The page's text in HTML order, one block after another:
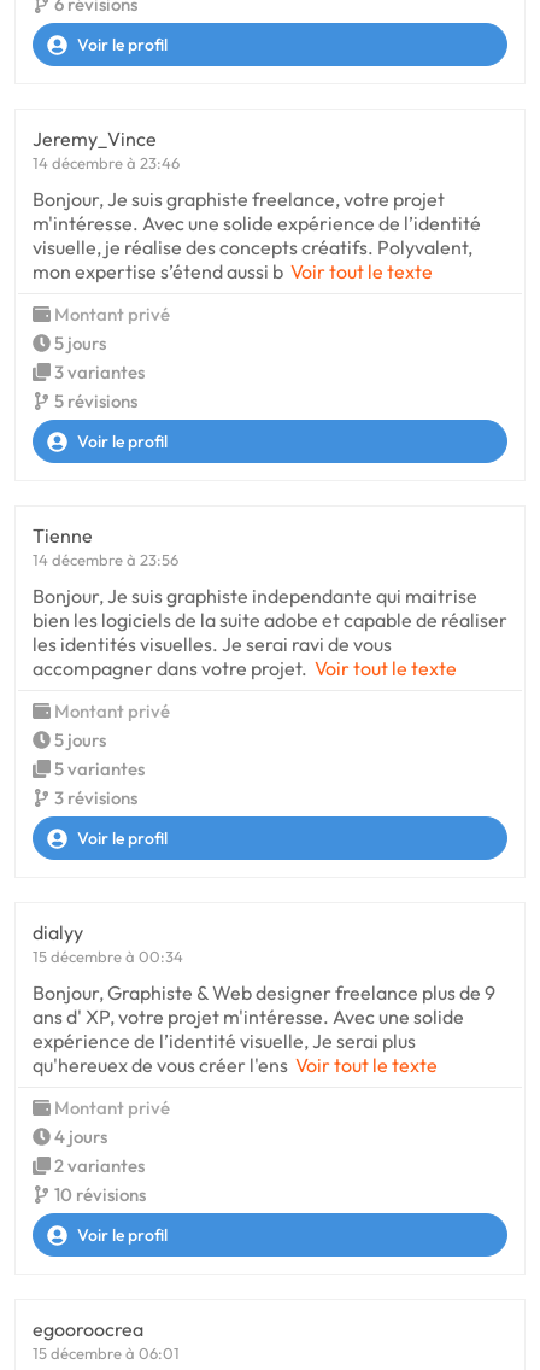
Voir le profil
Jeremy_Vince
14 décembre à 23:46
Bonjour, Je suis graphiste freelance, votre projet
m'intéresse. Avec une solide expérience de l’identité
visuelle, je réalise des concepts créatifs. Polyvalent,
mon expertise s’étend aussi b Voir tout le texte
Montant privé
5 jours
3 variantes
5 révisions
Voir le profil
Tienne
14 décembre à 23:56
Bonjour, Je suis graphiste independante qui maitrise
bien les logiciels de la suite adobe et capable de réaliser
les identités visuelles. Je serai ravi de vous
accompagner dans votre projet. Voir tout le texte
Montant privé
5 jours
5 variantes
3 révisions
Voir le profil
dialyy
15 décembre à 00:34
Bonjour, Graphiste & Web designer freelance plus de 9
ans d' XP, votre projet m'intéresse. Avec une solide
expérience de l’identité visuelle, Je serai plus
qu'hereuex de vous créer l'ens Voir tout le texte
Montant privé
4 jours
2 variantes
10 révisions
Voir le profil
egooroocrea
15 décembre à 06:01